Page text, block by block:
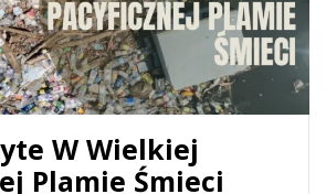
W Wielkiej
Plamie Śmieci